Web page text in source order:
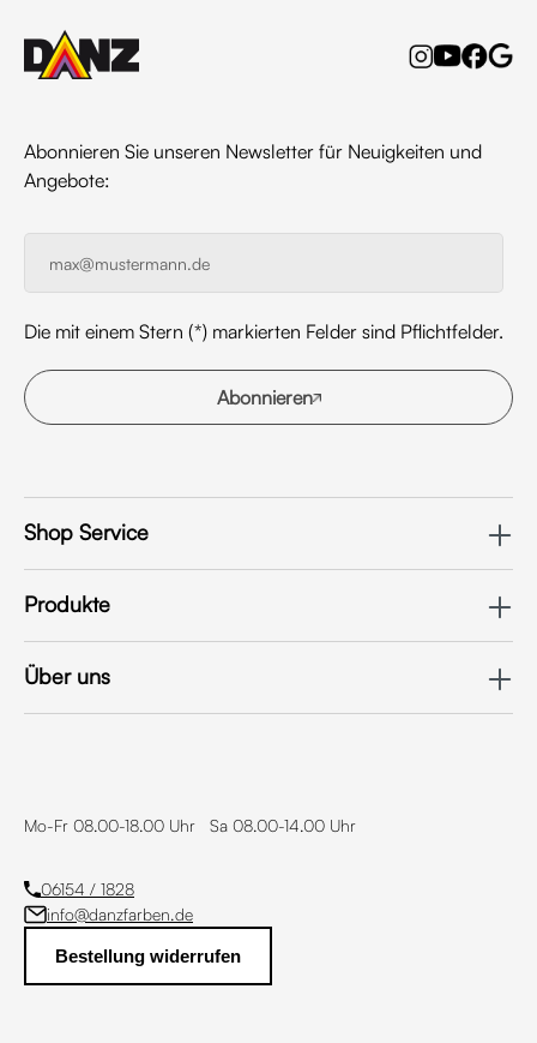
Mo-Fr 08.00-18.00 Uhr Sa 08.00-14.00 Uhr
06154 / 1828
info@danzfarben.de
Bestellung widerrufen
Shop Service
Produkte
Über uns
Abonnieren Sie unseren Newsletter für Neuigkeiten und
Angebote:
Die mit einem Stern (*) markierten Felder sind Pflichtfelder.
Abonnieren